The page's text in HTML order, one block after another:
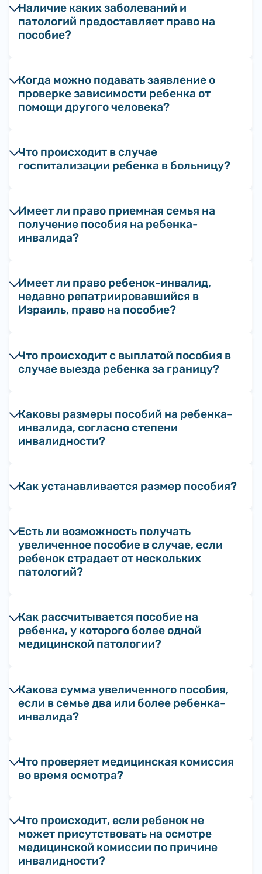
Наличие каких заболеваний и
патологий предоставляет право на
пособие?
Когда можно подавать заявление о
проверке зависимости ребенка от
помощи другого человека?
Что происходит в случае
госпитализации ребенка в больницу?
Имеет ли право приемная семья на
получение пособия на ребенка-
инвалида?
Имеет ли право ребенок-инвалид,
недавно репатриировавшийся в
Израиль, право на пособие?
Что происходит с выплатой пособия в
случае выезда ребенка за границу?
Каковы размеры пособий на ребенка-
инвалида, согласно степени
инвалидности?
Как устанавливается размер пособия?
Есть ли возможность получать
увеличенное пособие в случае, если
ребенок страдает от нескольких
патологий?
Как рассчитывается пособие на
ребенка, у которого более одной
медицинской патологии?
Какова сумма увеличенного пособия,
если в семье два или более ребенка-
инвалида?
Что проверяет медицинская комиссия
во время осмотра?
Что происходит, если ребенок не
может присутствовать на осмотре
медицинской комиссии по причине
инвалидности?